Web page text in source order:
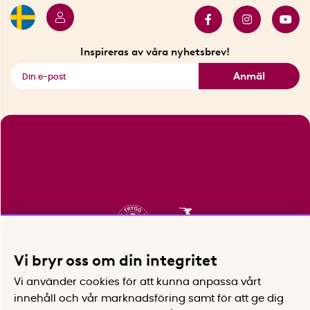
Inspireras av våra nyhetsbrev!
Anmäl
Vi bryr oss om din integritet
Vi använder cookies för att kunna anpassa vårt
innehåll och vår marknadsföring samt för att ge dig